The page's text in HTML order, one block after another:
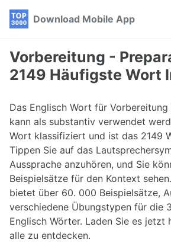
Skip
navigation
Skip
Skip
Download Mobile App
Vorbereitung -
2149 Häufigste Wort
Das Englisch Wort für
kann als substantiv verwendet
Wort klassifiziert und ist das 2149
Tippen Sie auf das
Aussprache anzuhören, und Sie
Beispielsätze für den Kontext
bietet über 60. 000 Beispielsätze,
verschiedene Übungstypen für die
Englisch Wörter. Laden Sie es jetzt
alle zu entdecken.